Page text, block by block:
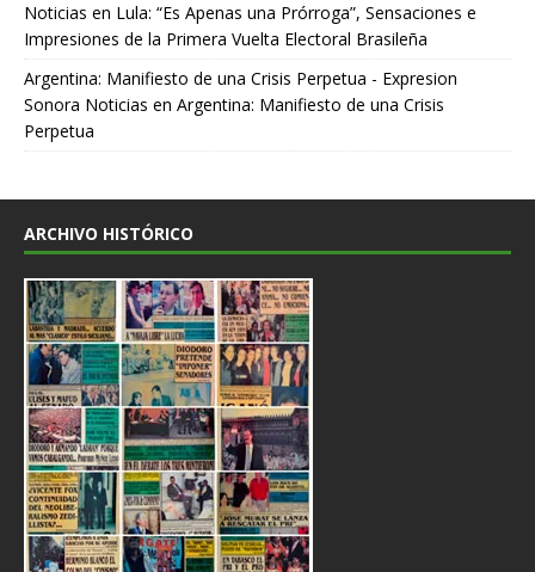
Noticias en Lula: “Es Apenas una Prórroga”, Sensaciones e
Impresiones de la Primera Vuelta Electoral Brasileña
Argentina: Manifiesto de una Crisis Perpetua - Expresion
Sonora Noticias en Argentina: Manifiesto de una Crisis
Perpetua
ARCHIVO HISTÓRICO